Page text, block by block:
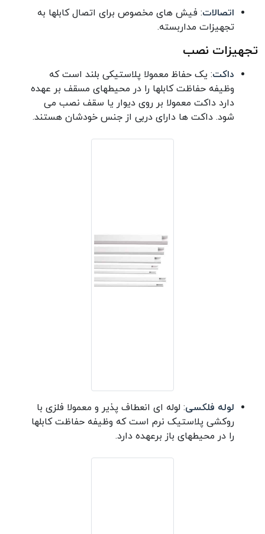
اتصالات: فیش های مخصوص برای اتصال کابلها به
تجهیزات مداربسته.
تجهیزات نصب
داکت: یک حفاظ معمولا پلاستیکی بلند است که
وظیفه حفاظت کابلها را در محیطهای مسقف بر عهده
دارد داکت معمولا بر روی دیوار یا سقف نصب می
شود. داکت ها دارای دربی از جنس خودشان هستند.
لوله فلکسی: لوله ای انعطاف پذیر و معمولا فلزی با
روکشی پلاستیک نرم است که وظیفه حفاظت کابلها
را در محیطهای باز برعهده دارد.